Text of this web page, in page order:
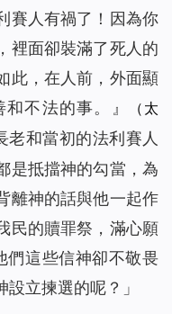
賽人有禍了！因為你
裡面卻裝滿了死人的
此，在人前，外面顯
不法的事。』
（太
老和當初的法利賽人
是抵擋神的勾當，為
離神的話與他一起作
民的贖罪祭，滿心願
們這些信神卻不敬畏
立揀選的呢？」